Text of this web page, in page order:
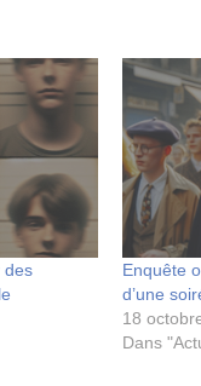
des
Enquête
d’une
18
Dans